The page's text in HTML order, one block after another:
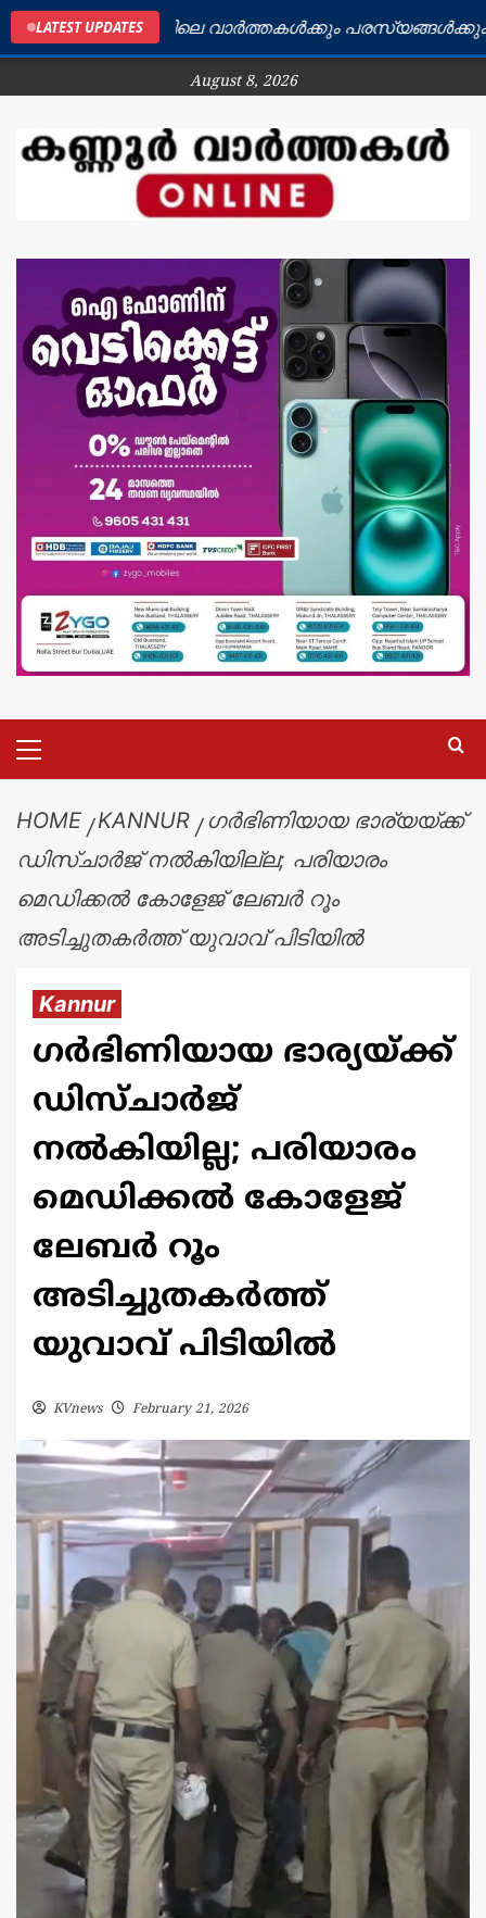
LATEST UPDATES
ജില്ലയിലെ വാർത്തകൾക്കും പരസ്യങ്ങൾക്കും
August 8, 2026
HOME KANNUR
ഗർഭിണിയായ ഭാര്യയ്ക്ക്
ഡിസ്ചാർജ് നൽകിയില്ല; പരിയാരം
മെഡിക്കൽ കോളേജ് ലേബർ റൂം
അടിച്ചുതകർത്ത് യുവാവ് പിടിയിൽ
Kannur
ഗർഭിണിയായ ഭാര്യയ്ക്ക്
ഡിസ്ചാർജ്
നൽകിയില്ല; പരിയാരം
മെഡിക്കൽ കോളേജ്
ലേബർ റൂം
അടിച്ചുതകർത്ത്
യുവാവ് പിടിയിൽ
KVnews February 21, 2026